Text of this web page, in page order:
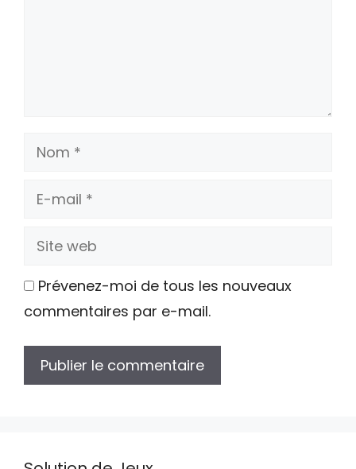
Nom
E-
Site
Prévenez-moi de tous les nouveaux
commentaires par e-mail.